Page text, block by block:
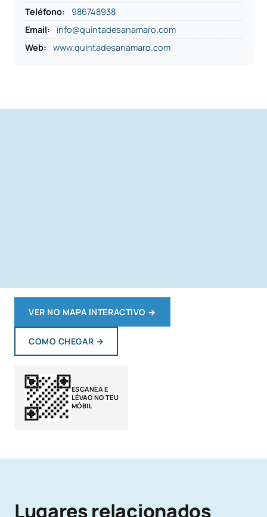
Teléfono:
986748938
Email:
info@quintadesanamaro.com
Web:
www.quintadesanamaro.com
VER NO MAPA INTERACTIVO →
COMO CHEGAR →
ESCANEA E
LÉVAO NO TEU
MÓBIL
Lugares relacionados